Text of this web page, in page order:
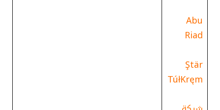
Abu
Riad
Ştär
TúłKręm